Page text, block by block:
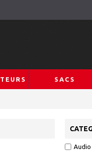
SACS
Audio